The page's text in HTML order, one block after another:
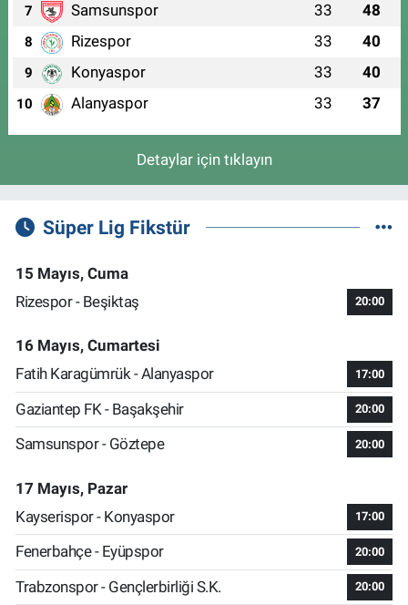
7 Samsunspor 33 48
8 Rizespor 33 40
9 Konyaspor 33 40
10 Alanyaspor 33 37
Detaylar için tıklayın
Süper Lig Fikstür
15 Mayıs, Cuma
Rizespor - Beşiktaş
20:00
16 Mayıs, Cumartesi
Fatih Karagümrük - Alanyaspor
17:00
Gaziantep FK - Başakşehir 20:00
Samsunspor - Göztepe 20:00
17 Mayıs, Pazar
Kayserispor - Konyaspor
17:00
Fenerbahçe - Eyüpspor 20:00
Trabzonspor - Gençlerbirliği S.K. 20:00